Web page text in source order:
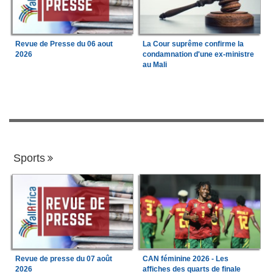
Revue de Presse du 06 aout
2026
La Cour suprême confirme la
condamnation d'une ex-ministre
au Mali
Sports
Revue de presse du 07 août
2026
CAN féminine 2026 - Les
affiches des quarts de finale